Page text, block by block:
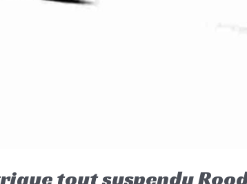
tout suspendu